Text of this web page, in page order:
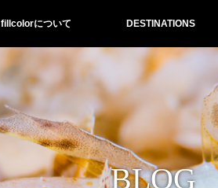
fillcolorについて DESTINATIONS
BLOG